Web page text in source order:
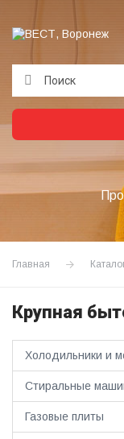
Главная
Крупная
Холодильники и
Стиральные
Газовые плиты